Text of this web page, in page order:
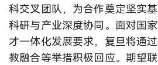
科交叉团队，为合作奠定坚实
科研与产业深度协同。面对国
才一体化发展要求，复旦将通
教融合等举措积极回应。期望